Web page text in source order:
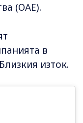
(ОАЕ).
в
изток.